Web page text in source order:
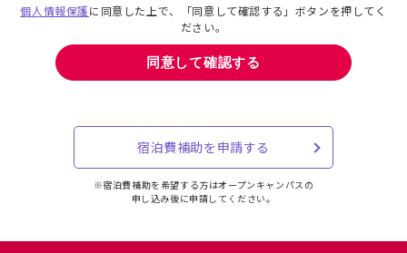
個人情報保護に同意した上で、「同意して確認する」ボタンを押してく
ださい。
宿泊費補助を申請する
※宿泊費補助を希望する方はオープンキャンパスの
申し込み後に申請してください。